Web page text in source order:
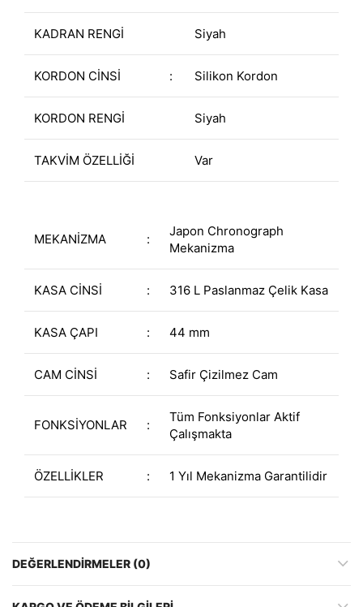
KADRAN RENGİ Siyah
KORDON CİNSİ : Silikon Kordon
KORDON RENGİ Siyah
TAKVİM ÖZELLİĞİ Var
MEKANİZMA :
Japon Chronograph
Mekanizma
KASA CİNSİ : 316 L Paslanmaz Çelik Kasa
KASA ÇAPI : 44 mm
CAM CİNSİ : Safir Çizilmez Cam
FONKSİYONLAR :
Tüm Fonksiyonlar Aktif
Çalışmakta
ÖZELLİKLER : 1 Yıl Mekanizma Garantilidir
DEĞERLENDIRMELER (0)